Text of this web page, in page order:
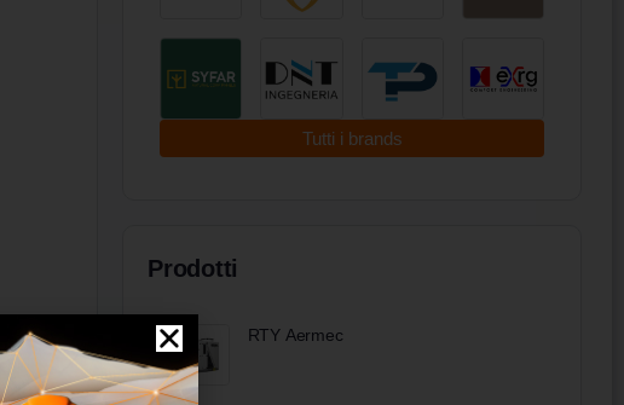
Tutti i brands
Prodotti
RTY Aermec